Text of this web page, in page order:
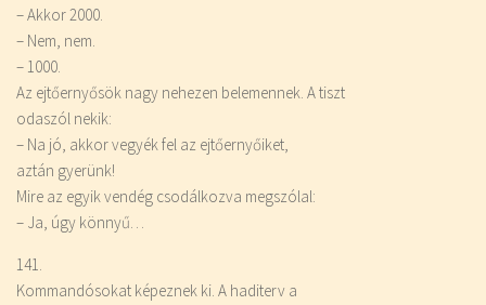
– Akkor 2000.
– Nem, nem.
– 1000.
Az ejtőernyősök nagy nehezen belemennek. A tiszt
odaszól nekik:
– Na jó, akkor vegyék fel az ejtőernyőiket,
aztán gyerünk!
Mire az egyik vendég csodálkozva megszólal:
– Ja, úgy könnyű…
141.
Kommandósokat képeznek ki. A haditerv a